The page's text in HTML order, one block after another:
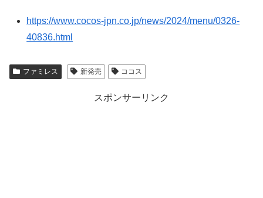
https://www.cocos-jpn.co.jp/news/2024/menu/0326-
40836.html
ファミレス 新発売 ココス
スポンサーリンク